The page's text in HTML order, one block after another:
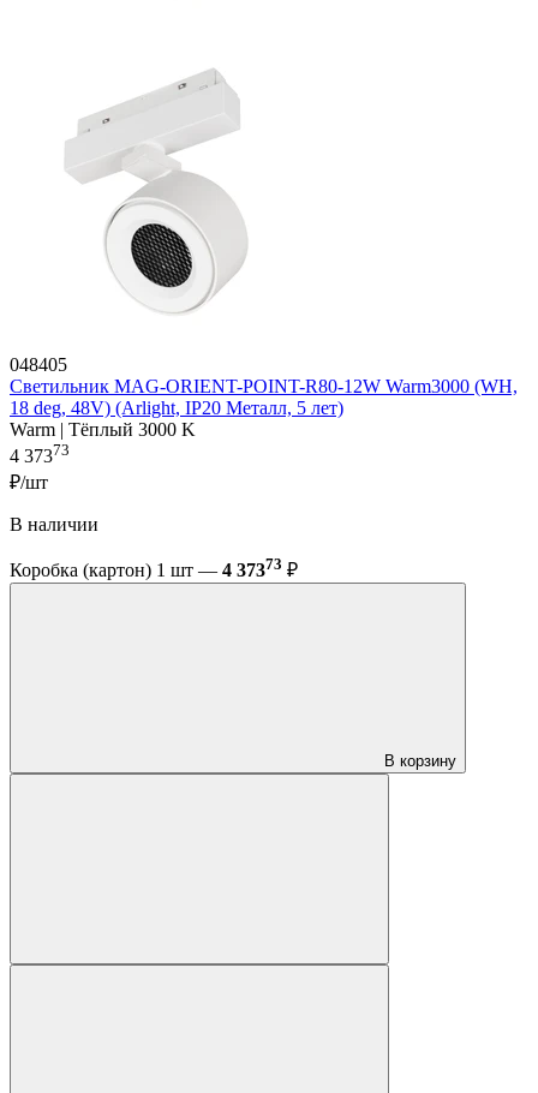
048405
Светильник MAG-ORIENT-POINT-R80-12W Warm3000 (WH,
18 deg, 48V) (Arlight, IP20 Металл, 5 лет)
Warm | Тёплый 3000 K
4 37373
₽/шт
В наличии
Коробка (картон) 1 шт — 4 37373 ₽
В корзину